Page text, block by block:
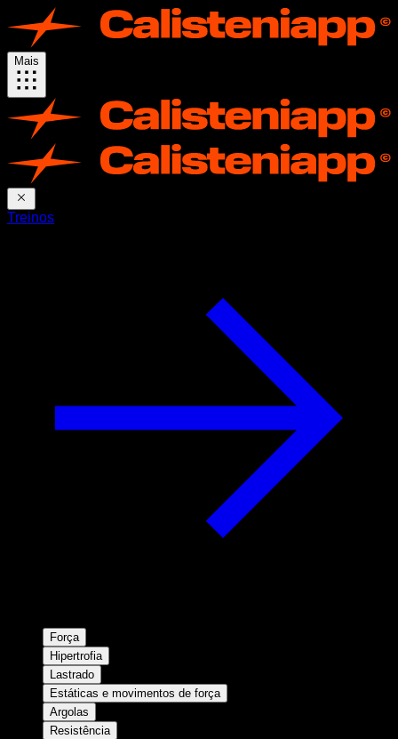
Mais
Treinos
Força
Hipertrofia
Lastrado
Estáticas e movimentos de força
Argolas
Resistência